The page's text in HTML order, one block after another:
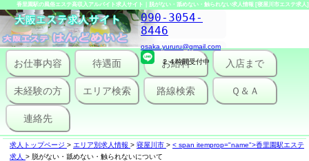
香里園駅の風俗エステ高収入アルバイト求人サイト｜脱がない・舐めない・触られない求人情報 [寝屋川市エステ求人]
090-3054-
8446
osaka.yururu@gmail.com
２４時間受付中
お仕事内容 待遇面 お給料 入店まで
未経験の方 エリア検索 路線検索 Ｑ＆Ａ
連絡先
求人トップページ > エリア別求人情報 > 寝屋川市 > < span itemprop="name">香里園駅エステ
求人 > 脱がない・舐めない・触られないについて